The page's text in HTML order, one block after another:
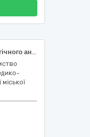
Лабораторні реактиви до гематологічного аналізатора Zybio Z3/Z3 CRP